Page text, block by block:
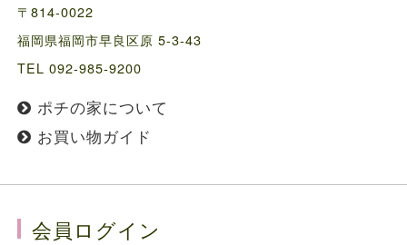
〒814-0022
福岡県福岡市早良区原 5-3-43
TEL 092-985-9200
ポチの家について
お買い物ガイド
会員ログイン